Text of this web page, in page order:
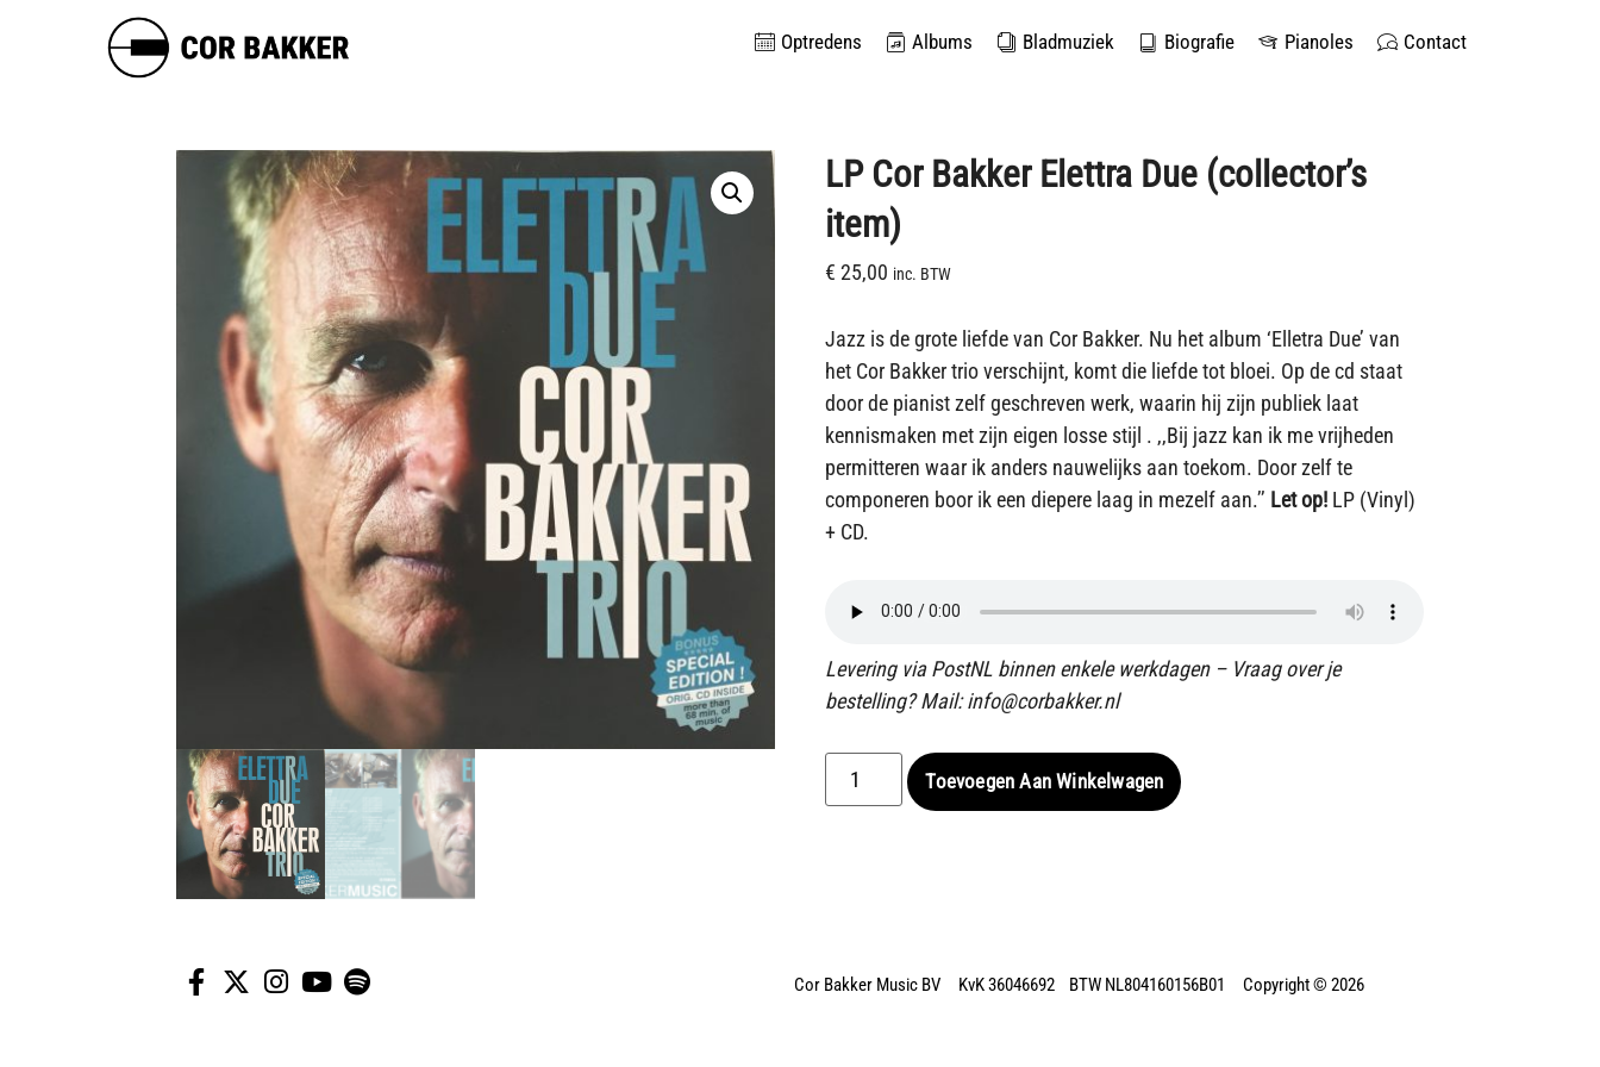
Optredens Albums Bladmuziek Biografie Pianoles Contact
LP Cor Bakker Elettra Due (collector’s
item)
€ 25,00 inc. BTW
Jazz is de grote liefde van Cor Bakker. Nu het album ‘Elletra Due’ van
het Cor Bakker trio verschijnt, komt die liefde tot bloei. Op de cd staat
door de pianist zelf geschreven werk, waarin hij zijn publiek laat
kennismaken met zijn eigen losse stijl . ,,Bij jazz kan ik me vrijheden
permitteren waar ik anders nauwelijks aan toekom. Door zelf te
componeren boor ik een diepere laag in mezelf aan.’’ Let op!LP (Vinyl)
+ CD.
Levering via PostNL binnen enkele werkdagen – Vraag over je
bestelling? Mail: info@corbakker.nl
Toevoegen Aan Winkelwagen
Cor Bakker Music BV KvK 36046692 BTW NL804160156B01 Copyright © 2026